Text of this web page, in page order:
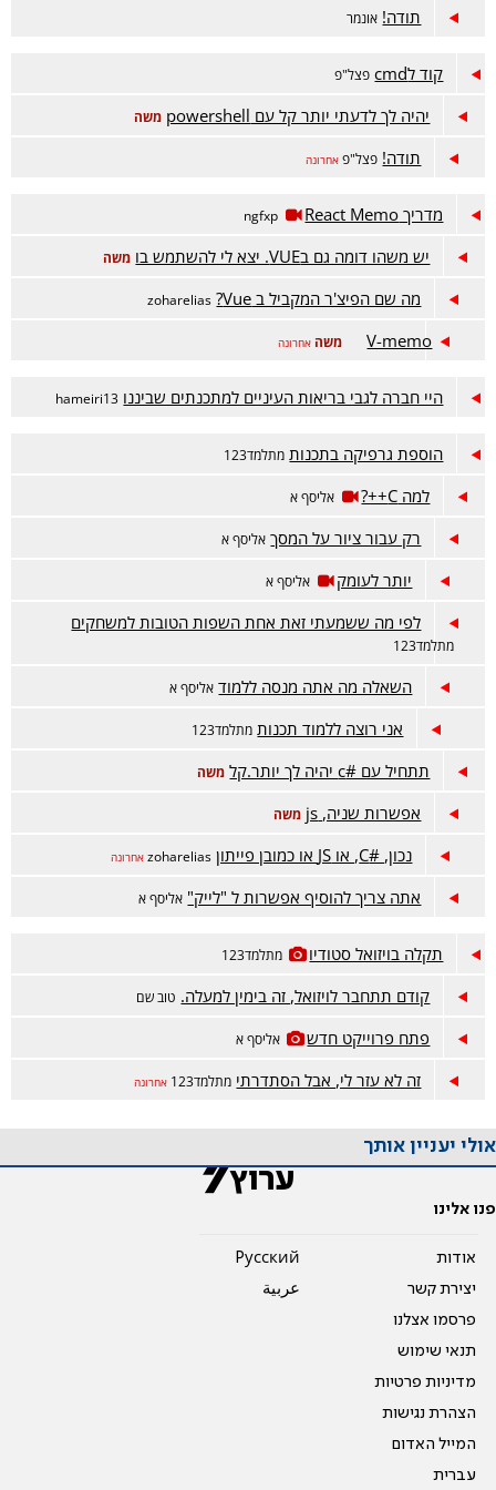
תודה! אונמר
קוד לcmd פצל"פ
יהיה לך לדעתי יותר קל עם powershell משה
תודה! פצל"פ אחרונה
מדריך React Memo ngfxp
יש משהו דומה גם בVUE. יצא לי להשתמש בו משה
מה שם הפיצ'ר המקביל ב Vue? zoharelias
V-memo משה אחרונה
היי חברה לגבי בריאות העיניים למתכנתים שביננו hameiri13
הוספת גרפיקה בתכנות מתלמד123
למה C++? אליסף א
רק עבור ציור על המסך אליסף א
יותר לעומק אליסף א
לפי מה ששמעתי זאת אחת השפות הטובות למשחקים
מתלמד123
השאלה מה אתה מנסה ללמוד אליסף א
אני רוצה ללמוד תכנות מתלמד123
תתחיל עם #c יהיה לך יותר.קל משה
אפשרות שניה, js משה
נכון, #C, או JS או כמובן פייתון zoharelias אחרונה
אתה צריך להוסיף אפשרות ל "לייק" אליסף א
תקלה בויזואל סטודיו מתלמד123
קודם תתחבר לויזואל, זה בימין למעלה. טוב שם
פתח פרוייקט חדש אליסף א
זה לא עזר לי, אבל הסתדרתי מתלמד123 אחרונה
אולי יעניין אותך
פנו אלינו
אודות
יצירת קשר
פרסמו אצלנו
תנאי שימוש
מדיניות פרטיות
הצהרת נגישות
המייל האדום
עברית
Pусский
عربية